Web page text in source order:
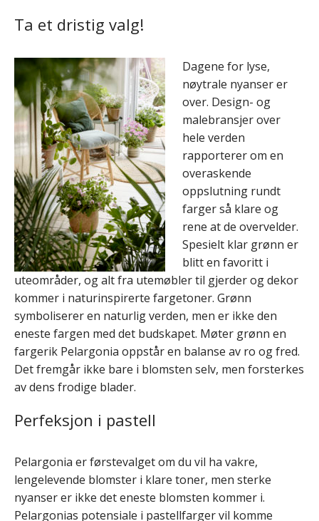
Ta et dristig valg!
Dagene for lyse,
nøytrale nyanser er
over. Design- og
malebransjer over
hele verden
rapporterer om en
overaskende
oppslutning rundt
farger så klare og
rene at de overvelder.
Spesielt klar grønn er
blitt en favoritt i
uteområder, og alt fra utemøbler til gjerder og dekor
kommer i naturinspirerte fargetoner. Grønn
symboliserer en naturlig verden, men er ikke den
eneste fargen med det budskapet. Møter grønn en
fargerik Pelargonia oppstår en balanse av ro og fred.
Det fremgår ikke bare i blomsten selv, men forsterkes
av dens frodige blader.
Perfeksjon i pastell
Pelargonia er førstevalget om du vil ha vakre,
lengelevende blomster i klare toner, men sterke
nyanser er ikke det eneste blomsten kommer i.
Pelargonias potensiale i pastellfarger vil komme